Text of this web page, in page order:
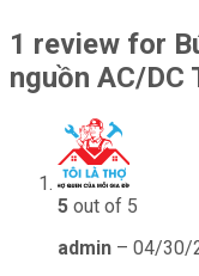
1 review for
nguồn AC/DC
5 out of 5
admin – 04/30/